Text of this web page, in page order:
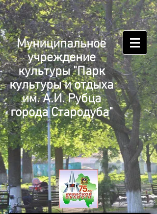
Муниципальное
учреждение
культуры "Парк
культуры и отдыха
им. А.И. Рубца
города Стародуба"